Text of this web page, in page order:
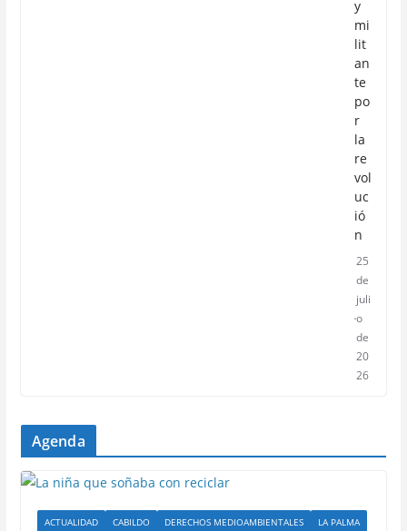
y
mi
lit
an
te
po
r
la
re
vol
uc
ió
n
25
de
juli
o
de
20
26
Agenda
ACTUALIDAD CABILDO DERECHOS MEDIOAMBIENTALES
LA PALMA